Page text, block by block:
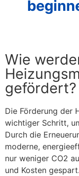
Wie
gefördert?
Die Förderung der
wichtiger Schritt,
Durch die
moderne,
nur weniger CO2
und Kosten